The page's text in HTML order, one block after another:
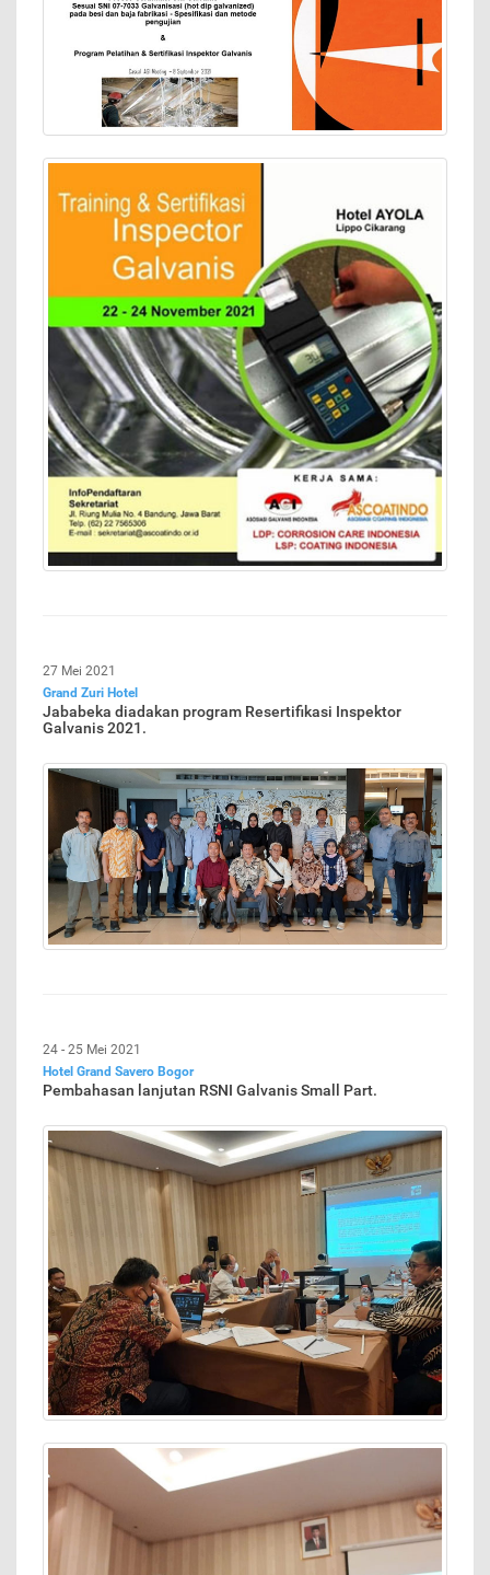
27 Mei 2021
Grand Zuri Hotel
Jababeka diadakan program Resertifikasi Inspektor
Galvanis 2021.
24 - 25 Mei 2021
Hotel Grand Savero Bogor
Pembahasan lanjutan RSNI Galvanis Small Part.